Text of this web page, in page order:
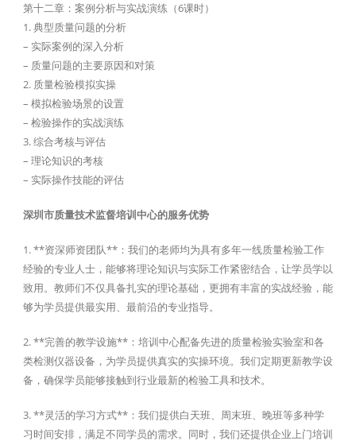
第十二章：案例分析与实战演练（6课时）
1. 典型质量问题的分析
– 实际案例的深入分析
– 质量问题的主要原因和对策
2. 质量检验模拟实操
– 模拟检验场景的设置
– 检验操作的实战演练
3. 综合考核与评估
– 理论知识的考核
– 实际操作技能的评估
深圳市质量技术监督培训中心的服务优势
1. **资深师资团队**：我们的老师均为具有多年一线质量检验工作
经验的专业人士，能够将理论知识与实际工作紧密结合，让学员学以
致用。教师们不仅具备扎实的理论基础，更拥有丰富的实战经验，能
够为学员提供最实用、最前沿的专业指导。
2. **完善的教学设施**：培训中心配备先进的质量检验实验室和各
类检测仪器设备，为学员提供真实的实操环境。我们定期更新教学设
备，确保学员能够接触到行业最新的检验工具和技术。
3. **灵活的学习方式**：我们提供白天班、周末班、晚班等多种学
习时间安排，满足不同学员的需求。同时，我们还提供企业上门培训